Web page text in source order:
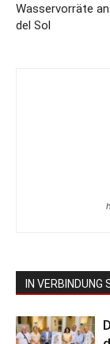
Wasservorräte
del Sol
IN VERBINDUNG